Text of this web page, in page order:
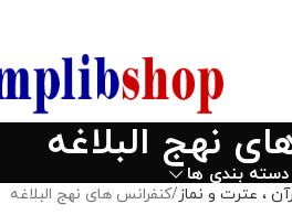
نهج البلاغه
بندی ها
، عترت و نماز کنفرانس های نهج البلاغه